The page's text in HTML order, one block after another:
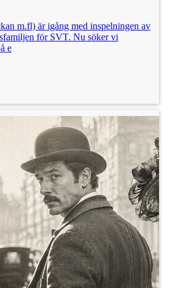
m.fl) är igång med inspelningen av
för SVT. Nu söker vi
e